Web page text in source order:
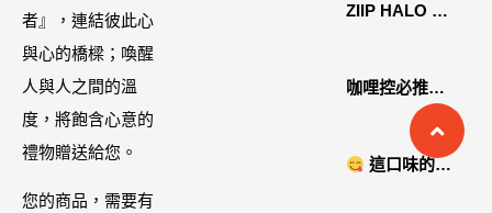
者』，連結彼此心
與心的橋樑；喚醒
人與人之間的溫
度，將飽含心意的
禮物贈送給您。
您的商品，需要有
住宿˙八番私人
ZIIP HALO 居
好萊塢名人加
持「掌上型」
智能美膚管
家，奈米微電
咖哩控必推！
NYONYA」美
這口味的即